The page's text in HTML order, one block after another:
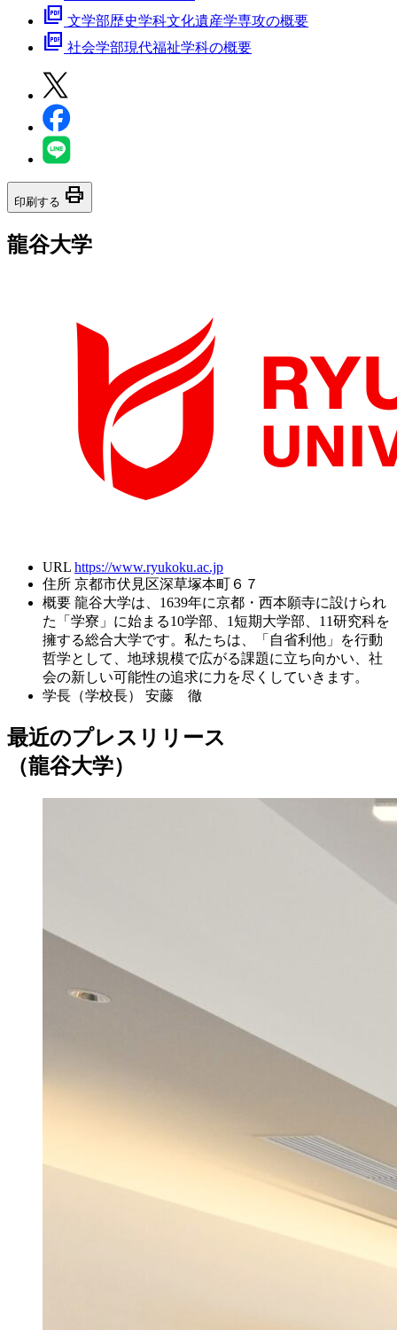
picture_as_pdf 文学部歴史学科文化遺産学専攻の概要
picture_as_pdf 社会学部現代福祉学科の概要
印刷する print
龍谷大学
URL https://www.ryukoku.ac.jp
住所 京都市伏見区深草塚本町６７
概要 龍谷大学は、1639年に京都・西本願寺に設けられ
た「学寮」に始まる10学部、1短期大学部、11研究科を
擁する総合大学です。私たちは、「自省利他」を行動
哲学として、地球規模で広がる課題に立ち向かい、社
会の新しい可能性の追求に力を尽くしていきます。
学長（学校長）
安藤 徹
最近のプレスリリース
（龍谷大学）